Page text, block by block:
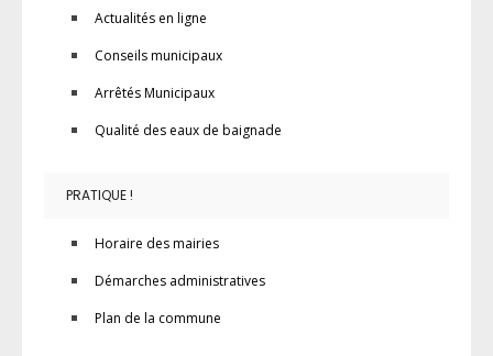
Actualités en ligne
Conseils municipaux
Arrêtés Municipaux
Qualité des eaux de baignade
PRATIQUE !
Horaire des mairies
Démarches administratives
Plan de la commune